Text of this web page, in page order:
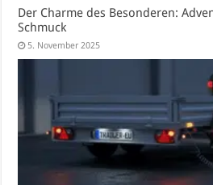
Der Charme des Besonderen:
Schmuck
5. November 2025